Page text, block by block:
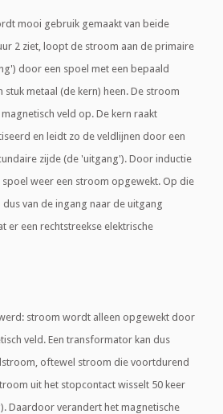
mooi gebruik gemaakt van beide
2 ziet, loopt de stroom aan de primaire
door een spoel met een bepaald
stuk metaal (de kern) heen. De stroom
veld op. De kern raakt
en leidt zo de veldlijnen door een
zijde (de 'uitgang'). Door inductie
weer een stroom opgewekt. Op die
van de ingang naar de uitgang
er een rechtstreekse elektrische
stroom wordt alleen opgewekt door
veld. Een transformator kan dus
oftewel stroom die voortdurend
uit het stopcontact wisselt 50 keer
Daardoor verandert het magnetische